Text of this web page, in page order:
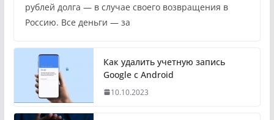
рублей долга — в случае своего возвращения в
Россию. Все деньги — за
Как удалить учетную запись
Google с Android
10.10.2023